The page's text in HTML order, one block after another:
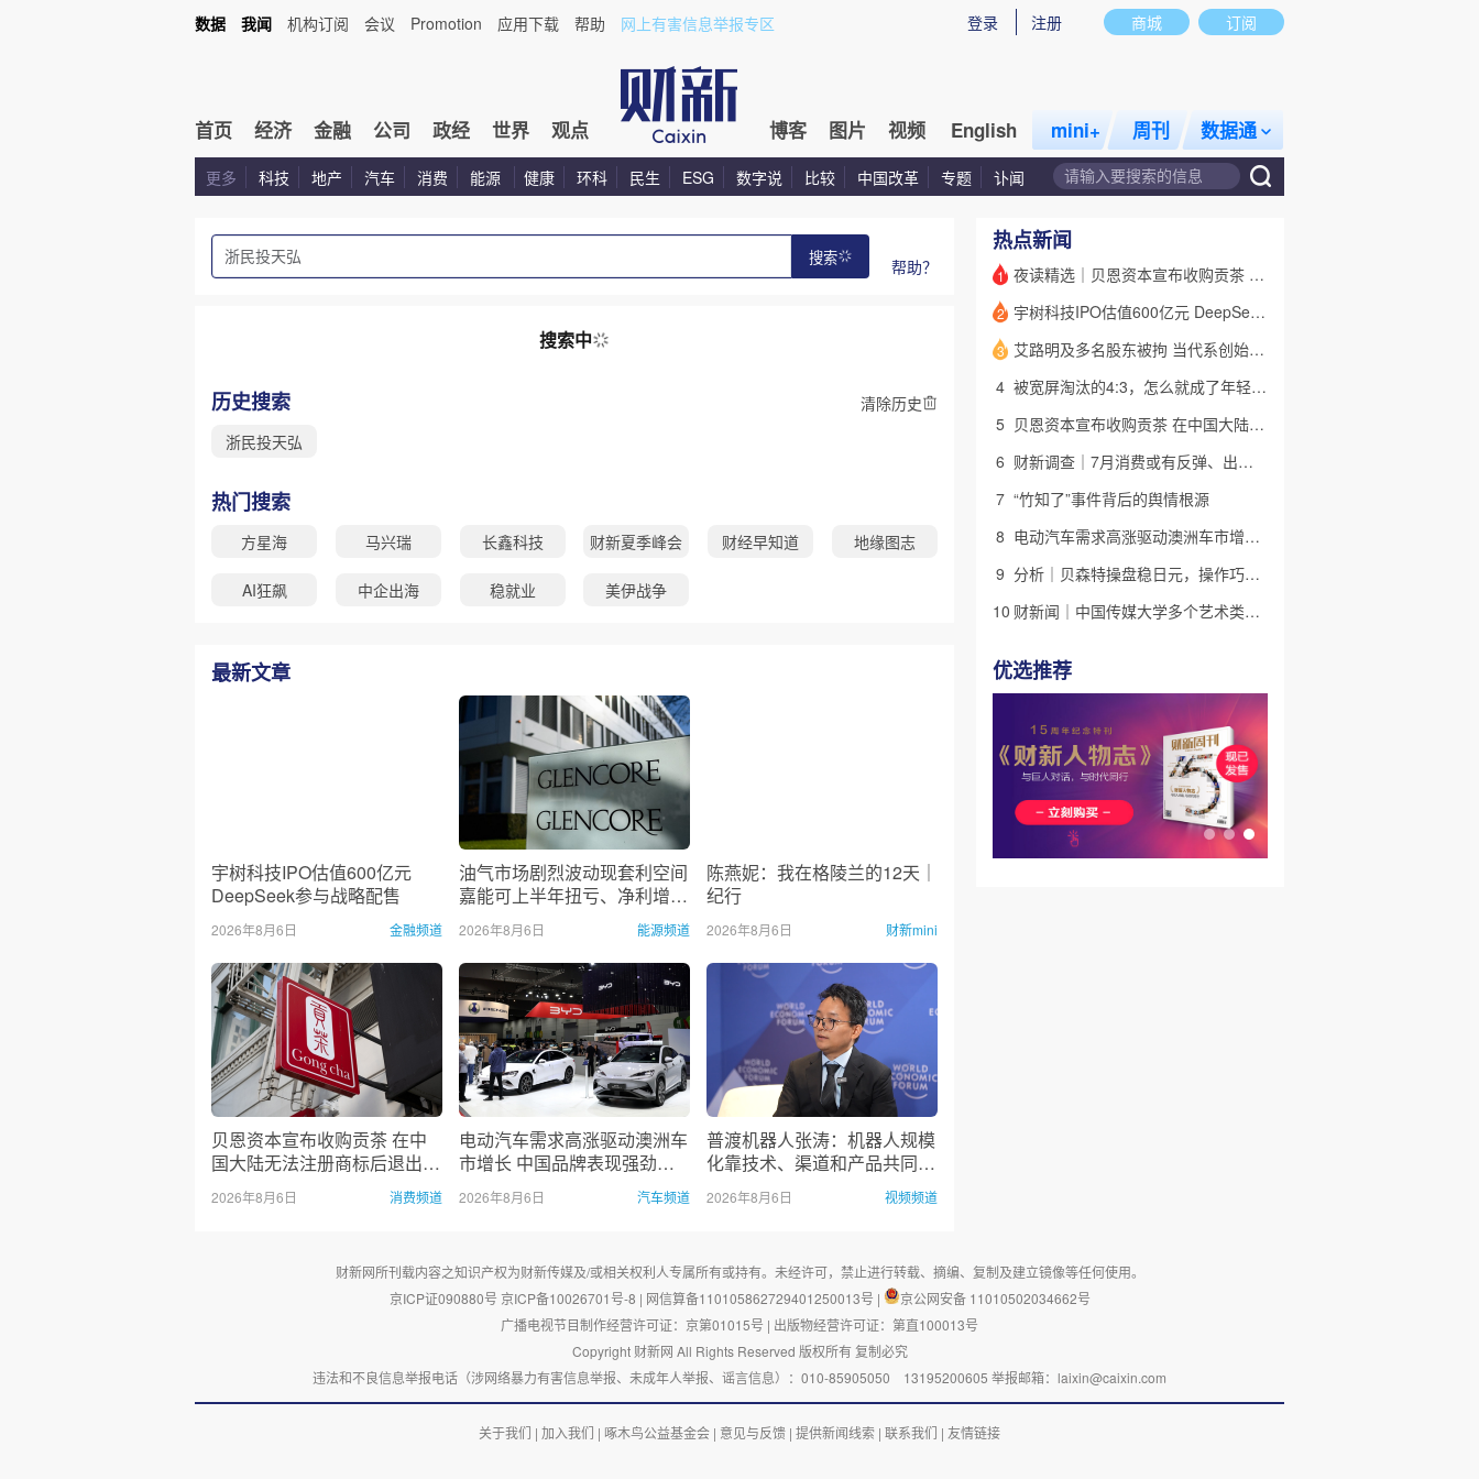
商城 订阅
登录 注册
数据 我闻 机构订阅 会议 Promotion 应用下载 帮助 网上有害信息举报专区
首页 经济 金融 公司 政经 世界 观点 博客 图片 视频 English mini+ 周刊 数据通
更多 科技 地产 汽车 消费 能源 健康 环科 民生 ESG 数字说 比较 中国改革 专题 讣闻
搜索 帮助？
搜索中
历史搜索
清除历史
浙民投天弘
热门搜索
方星海 马兴瑞 长鑫科技 财新夏季峰会 财经早知道 地缘图志
AI狂飙 中企出海 稳就业 美伊战争
最新文章
宇树科技IPO估值600亿元
DeepSeek参与战略配售
2026年8月6日 金融频道
油气市场剧烈波动现套利空间
嘉能可上半年扭亏、净利增超
50亿美元
2026年8月6日 能源频道
陈燕妮：我在格陵兰的12天｜
纪行
2026年8月6日 财新mini
贝恩资本宣布收购贡茶 在中
国大陆无法注册商标后退出市
2026年8月6日 消费频道
电动汽车需求高涨驱动澳洲车
市增长 中国品牌表现强劲｜
出海·汽车
2026年8月6日 汽车频道
普渡机器人张涛：机器人规模
化靠技术、渠道和产品共同突
2026年8月6日 视频频道
热点新闻
1 夜读精选｜贝恩资本宣布收购贡茶 在中国大陆无法注册商标后退出市场
2 宇树科技IPO估值600亿元 DeepSeek参与战略配售
3
艾路明及多名股东被拘 当代系创始人因何此时被清算
4
被宽屏淘汰的4:3，怎么就成了年轻人的“梦核”？｜热点
5
贝恩资本宣布收购贡茶 在中国大陆无法注册商标后退出市场
6
财新调查｜7月消费或有反弹、出口维持强劲 受哪些因素带动？
7 “竹知了”事件背后的舆情根源
8
电动汽车需求高涨驱动澳洲车市增长 中国品牌表现强劲｜出海·汽车
9
分析｜贝森特操盘稳日元，操作巧思能否撬动美日货币基本面
10
财新闻｜中国传媒大学多个艺术类专业取消艺考，将依据考生高考文化课成绩由高到低依次录取
优选推荐
财新网所刊载内容之知识产权为财新传媒及/或相关权利人专属所有或持有。未经许可，禁止进行转载、摘编、复制及建立镜像等任何使用。
京ICP证090880号 京ICP备10026701号-8 | 网信算备110105862729401250013号 |
京公网安备 11010502034662号
广播电视节目制作经营许可证：京第01015号 | 出版物经营许可证：第直100013号
Copyright 财新网 All Rights Reserved 版权所有 复制必究
违法和不良信息举报电话（涉网络暴力有害信息举报、未成年人举报、谣言信息）：010-85905050 13195200605 举报邮箱：laixin@caixin.com
关于我们 | 加入我们 | 啄木鸟公益基金会 | 意见与反馈 | 提供新闻线索 | 联系我们 | 友情链接